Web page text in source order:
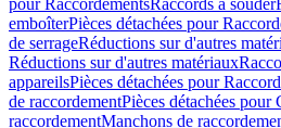
pour RaccordementsRaccords à souder
emboîterPièces détachées pour
de serrageRéductions sur d'autres
Réductions sur d'autres matériaux
appareilsPièces détachées pour
de raccordementPièces détachées pour
raccordementManchons de